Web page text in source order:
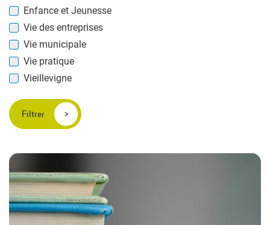
Enfance et Jeunesse
Vie des entreprises
Vie municipale
Vie pratique
Vieillevigne
Filtrer